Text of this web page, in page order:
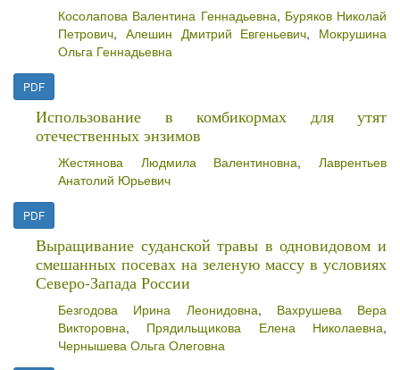
Косолапова Валентина Геннадьевна, Буряков Николай
Петрович, Алешин Дмитрий Евгеньевич, Мокрушина
Ольга Геннадьевна
PDF
Использование в комбикормах для утят
отечественных энзимов
Жестянова Людмила Валентиновна,Лаврентьев
Анатолий Юрьевич
PDF
Выращивание суданской травы в одновидовом и
смешанных посевах на зеленую массу в условиях
Северо-Запада России
Безгодова Ирина Леонидовна, Вахрушева Вера
Викторовна, Прядильщикова Елена Николаевна,
Чернышева Ольга Олеговна